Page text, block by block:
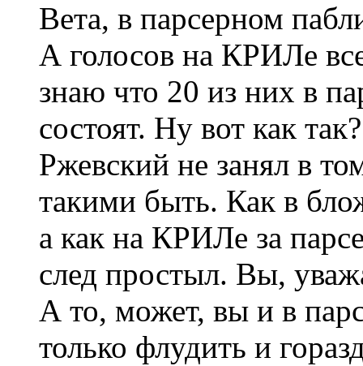
Вета, в парсерном
А голосов на КРИЛе
знаю что 20 из них в
состоят. Ну вот как
Ржевский не занял в
такими быть. Как в
а как на КРИЛе за
след простыл. Вы,
А то, может, вы и в
только флудить и